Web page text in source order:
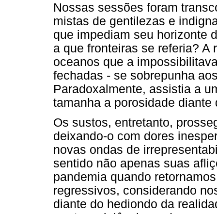
Nossas sessões foram
mistas de gentilezas e
que impediam seu horizonte
a que fronteiras se referia? A
oceanos que a
fechadas - se sobrepunha
Paradoxalmente, assistia a
tamanha a porosidade diante
Os sustos, entretanto,
deixando-o com dores
novas ondas de
sentido não apenas suas
pandemia quando
regressivos, considerando
diante do hediondo da